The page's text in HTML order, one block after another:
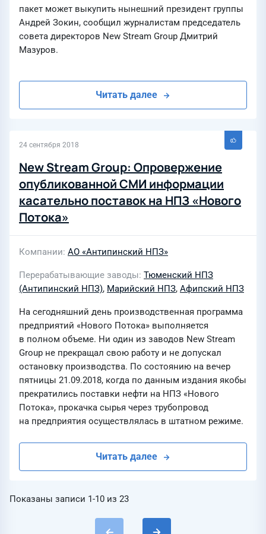
пакет может выкупить нынешний президент группы
Андрей Зокин, сообщил журналистам председатель
совета директоров New Stream Group Дмитрий
Мазуров.
Читать далее
24 сентября 2018
New Stream Group: Опровержение
опубликованной СМИ информации
касательно поставок на НПЗ «Нового
Потока»
Компании АО «Антипинский НПЗ»
Перерабатывающие заводы Тюменский НПЗ
(Антипинский НПЗ), Марийский НПЗ, Афипский НПЗ
На сегодняшний день производственная программа
предприятий «Нового Потока» выполняется
в полном объеме. Ни один из заводов New Stream
Group не прекращал свою работу и не допускал
остановку производства. По состоянию на вечер
пятницы 21.09.2018, когда по данным издания якобы
прекратились поставки нефти на НПЗ «Нового
Потока», прокачка сырья через трубопровод
на предприятия осуществлялась в штатном режиме.
Читать далее
Показаны записи 1-10 из 23